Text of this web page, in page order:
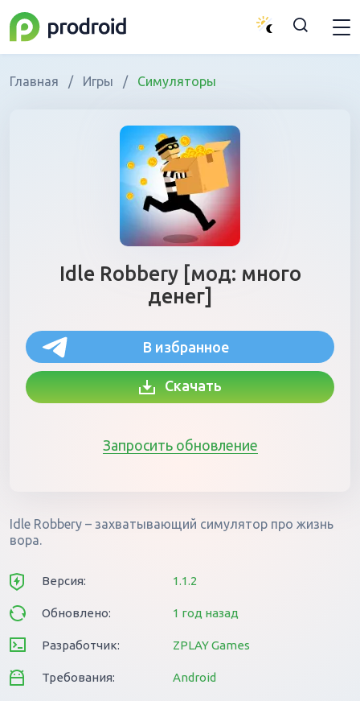
Главная / Игры / Симуляторы
Idle Robbery [мод: много
денег]
В избранное
Скачать
Запросить обновление
Idle Robbery – захватывающий симулятор про жизнь
вора.
Версия: 1.1.2
Обновлено: 1 год назад
Разработчик: ZPLAY Games
Требования: Android